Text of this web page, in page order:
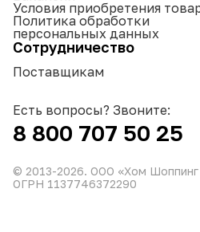
Условия приобретения
Политика обработки
персональных данных
Сотрудничество
Поставщикам
Есть вопросы? Звоните:
8 800 707 50 25
© 2013-2026. ООО «Хом
ОГРН 1137746372290